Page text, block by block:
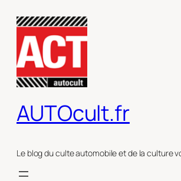
contenu
AUTOcult.fr
Le blog du culte automobile et de la culture